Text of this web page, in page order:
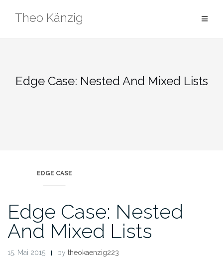
Theo Känzig
Edge Case: Nested And Mixed Lists
EDGE CASE
Edge Case: Nested
And Mixed Lists
15. Mai 2015 by theokaenzig223